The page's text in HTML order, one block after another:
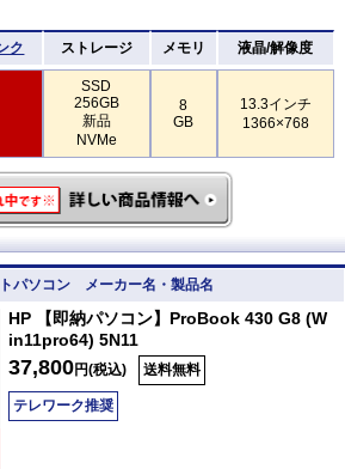
ク ストレージ メモリ 液晶/解像度
SSD
256GB
新品
NVMe
8
GB
13.3インチ
1366×768
パソコン メーカー名・製品名
HP 【即納パソコン】ProBook 430 G8 (W
in11pro64) 5N11
37,800円(税込) 送料無料
テレワーク推奨